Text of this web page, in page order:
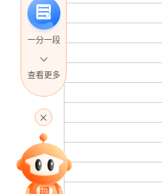
一分一段
专家指导课
查看更多